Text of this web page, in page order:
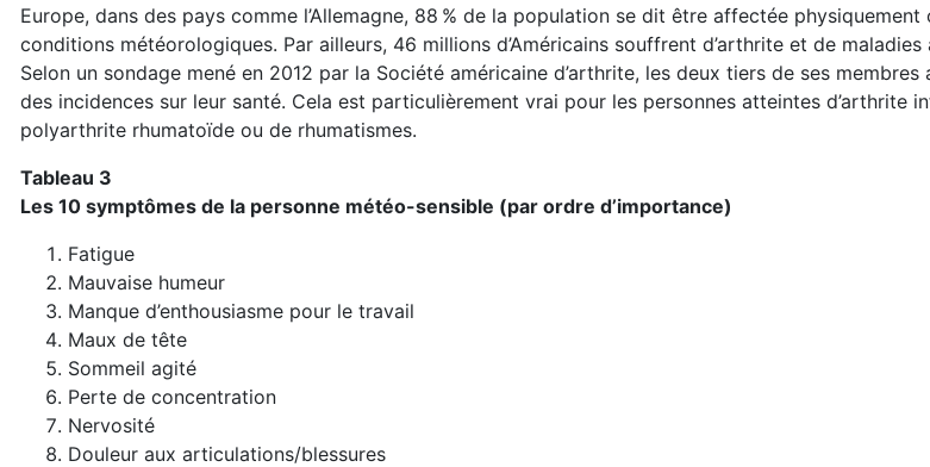
Europe, dans des pays comme l’Allemagne, 88 % de la population se dit être affectée
conditions météorologiques. Par ailleurs, 46 millions d’Américains souf­frent d’arthrite et de
Selon un sondage mené en 2012 par la Société américaine d’arthrite, les deux tiers de ses
des incidences sur leur santé. Cela est particulièrement vrai pour les personnes atteintes d’arthrite
polyarthrite rhumatoïde ou de rhumatismes.
Tableau 3
Les 10 symptômes de la personne météo-sensible (par ordre d’importance)
Fatigue
Mauvaise humeur
Manque d’enthousiasme pour le travail
Maux de tête
Sommeil agité
Perte de concentration
Nervosité
Douleur aux articulations/blessures